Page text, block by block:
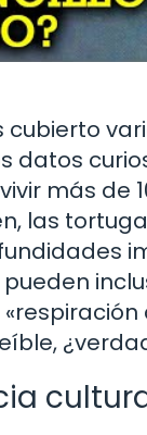
cubierto
datos
más de
las